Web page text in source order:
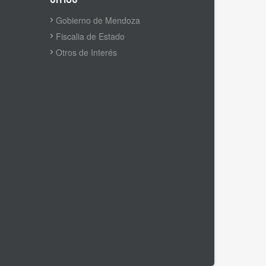
Gobierno de Mendoza
Fiscalia de Estado
Otros de Interés